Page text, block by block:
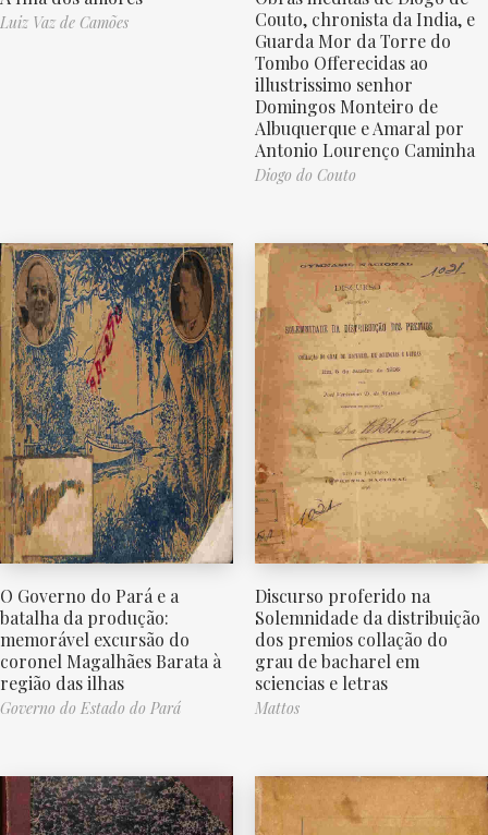
Luiz Vaz de Camões
Couto, chronista da India, e
Guarda Mor da Torre do
Tombo Offerecidas ao
illustrissimo senhor
Domingos Monteiro de
Albuquerque e Amaral por
Antonio Lourenço Caminha
Diogo do Couto
O Governo do Pará e a
batalha da produção:
memorável excursão do
coronel Magalhães Barata à
região das ilhas
Governo do Estado do Pará
Discurso proferido na
Solemnidade da distribuição
dos premios collação do
grau de bacharel em
sciencias e letras
Mattos